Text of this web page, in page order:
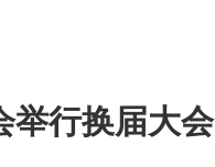
举行换届大会